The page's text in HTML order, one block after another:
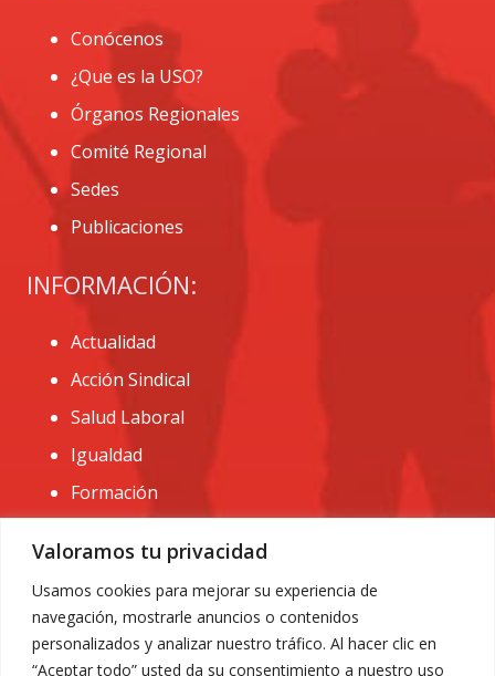
Valoramos tu privacidad
Usamos cookies para mejorar su experiencia de
navegación, mostrarle anuncios o contenidos
personalizados y analizar nuestro tráfico. Al hacer clic en
“Aceptar todo” usted da su consentimiento a nuestro uso
Conócenos
¿Que es la USO?
Órganos Regionales
Comité Regional
Sedes
Publicaciones
INFORMACIÓN:
Actualidad
Acción Sindical
Salud Laboral
Igualdad
Formación
CONTACTO:
administracion@usomurcia.org
968 25 01 20
C/ Huerto de las bombas nº6. 30009 Murcia